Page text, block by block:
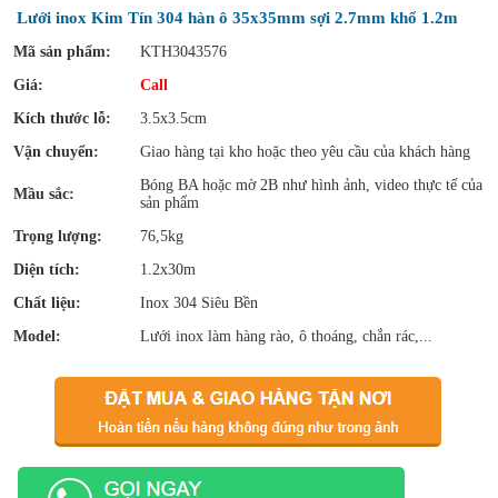
Lưới inox Kim Tín 304 hàn ô 35x35mm sợi 2.7mm khổ 1.2m
Mã sản phẩm:
KTH3043576
Giá:
Call
Kích thước lỗ:
3.5x3.5cm
Vận chuyển:
Giao hàng tại kho hoặc theo yêu cầu của khách hàng
Mầu sắc:
Bóng BA hoặc mờ 2B như hình ảnh, video thực tế của
sản phẩm
Trọng lượng:
76,5kg
Diện tích:
1.2x30m
Chất liệu:
Inox 304 Siêu Bền
Model:
Lưới inox làm hàng rào, ô thoáng, chắn rác,...